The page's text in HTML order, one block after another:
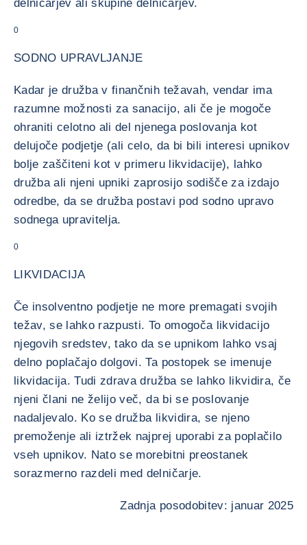
delničarjev ali skupine delničarjev.
0
SODNO UPRAVLJANJE
Kadar je družba v finančnih težavah, vendar ima
razumne možnosti za sanacijo, ali če je mogoče
ohraniti celotno ali del njenega poslovanja kot
delujoče podjetje (ali celo, da bi bili interesi upnikov
bolje zaščiteni kot v primeru likvidacije), lahko
družba ali njeni upniki zaprosijo sodišče za izdajo
odredbe, da se družba postavi pod sodno upravo
sodnega upravitelja.
0
LIKVIDACIJA
Če insolventno podjetje ne more premagati svojih
težav, se lahko razpusti. To omogoča likvidacijo
njegovih sredstev, tako da se upnikom lahko vsaj
delno poplačajo dolgovi. Ta postopek se imenuje
likvidacija. Tudi zdrava družba se lahko likvidira, če
njeni člani ne želijo več, da bi se poslovanje
nadaljevalo. Ko se družba likvidira, se njeno
premoženje ali iztržek najprej uporabi za poplačilo
vseh upnikov. Nato se morebitni preostanek
sorazmerno razdeli med delničarje.
Zadnja posodobitev: januar 2025